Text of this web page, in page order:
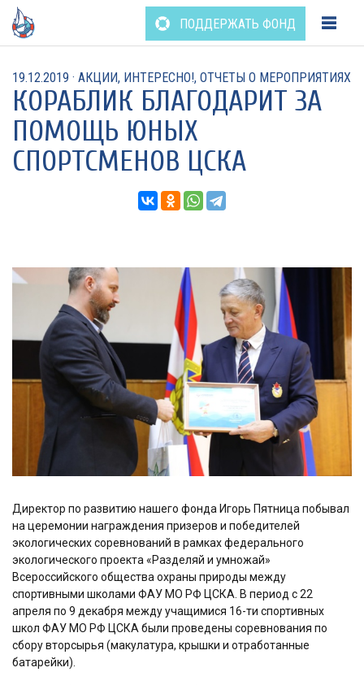
Перейти
содержанию
ПОДДЕРЖАТЬ ФОНД
19.12.2019 · АКЦИИ, ИНТЕРЕСНО!, ОТЧЕТЫ О МЕРОПРИЯТИЯХ
КОРАБЛИК БЛАГОДАРИТ ЗА
ПОМОЩЬ ЮНЫХ
СПОРТСМЕНОВ ЦСКА
Директор по развитию нашего фонда Игорь Пятница побывал
на церемонии награждения призеров и победителей
экологических соревнований в рамках федерального
экологического проекта «Разделяй и умножай»
Всероссийского общества охраны природы между
спортивными школами ФАУ МО РФ ЦСКА. В период с 22
апреля по 9 декабря между учащимися 16-ти спортивных
школ ФАУ МО РФ ЦСКА были проведены соревнования по
сбору вторсырья (макулатура, крышки и отработанные
батарейки).